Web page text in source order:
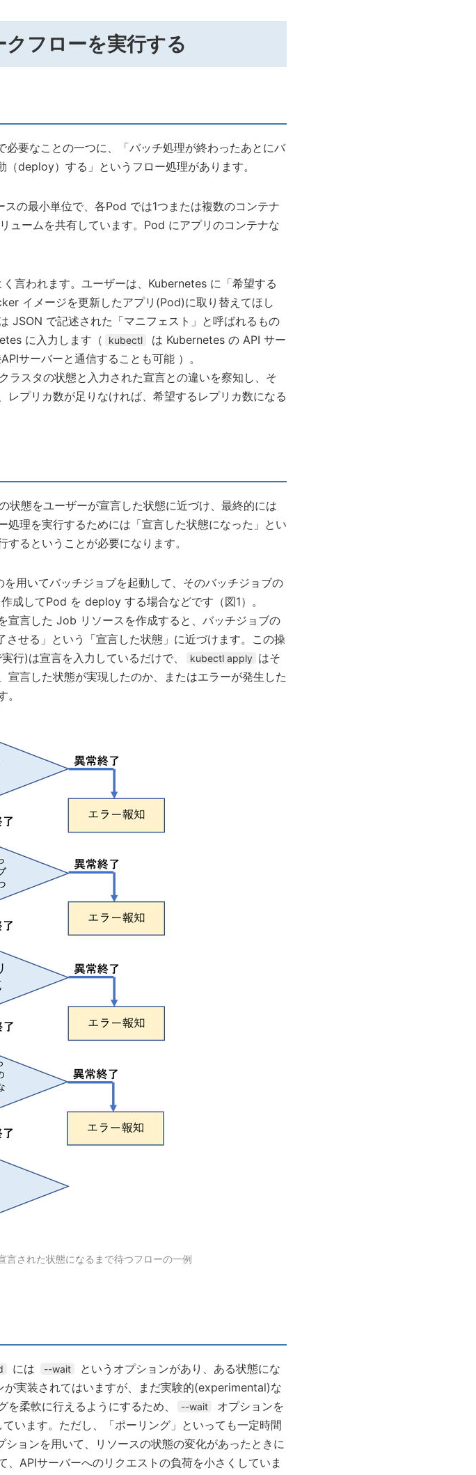
フローを実行する
要なことの一つに、「バッチ処理が終わったあとにバ
deploy）する」というフロー処理があります。
の最小単位で、各Pod では1つまたは複数のコンテナ
ュームを共有しています。Pod にアプリのコンテナな
言われます。ユーザーは、Kubernetes に「希望する
イメージを更新したアプリ(Pod)に取り替えてほし
JSON で記述された「マニフェスト」と呼ばれるもの
に入力します（ kubectl
は Kubernetes の API サー
サーバーと通信することも可能 ）。
スタの状態と入力された宣言との違いを察知し、そ
プリカ数が足りなければ、希望するレプリカ数になる
態をユーザーが宣言した状態に近づけ、最終的には
理を実行するためには「宣言した状態になった」とい
るということが必要になります。
用いてバッチジョブを起動して、そのバッチジョブの
成してPod を deploy する場合などです（図1）。
宣言した Job リソースを作成すると、バッチジョブの
せる」という「宣言した状態」に近づけます。この操
実行)は宣言を入力しているだけで、 kubectl apply はそ
言した状態が実現したのか、またはエラーが発生した
された状態になるまで待つフローの一例
には --wait
というオプションがあり、ある状態にな
が実装されてはいますが、まだ実験的(experimental)な
柔軟に行えるようにするため、
--wait
オプションを
います。ただし、「ポーリング」といっても一定時間
ションを用いて、リソースの状態の変化があったときに
APIサーバーへのリクエストの負荷を小さくしていま